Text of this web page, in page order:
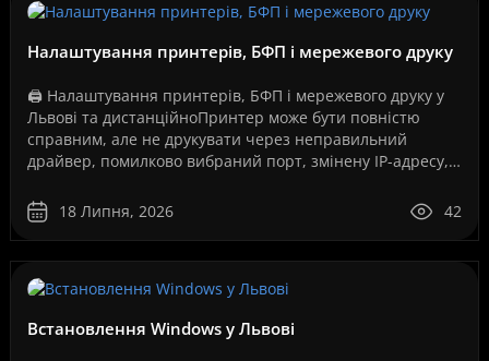
Налаштування принтерів, БФП і мережевого друку
🖨️ Налаштування принтерів, БФП і мережевого друку у
Львові та дистанційноПринтер може бути повністю
справним, але не друкувати через неправильний
драйвер, помилково вибраний порт, змінену IP-адресу,
18 Липня, 2026
42
Встановлення Windows у Львові